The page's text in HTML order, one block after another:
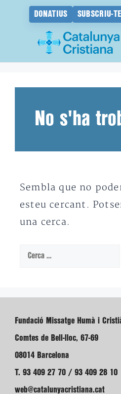
DONATIUS SUBSCRIU-TE
No s'ha
Sembla que no
esteu cercant.
una cerca.
Cerca:
Fundació Missatge Humà i
Comtes de Bell-lloc, 67-69
08014 Barcelona
T. 93 409 27 70 / 93 409 28 10
web@catalunyacristiana.cat